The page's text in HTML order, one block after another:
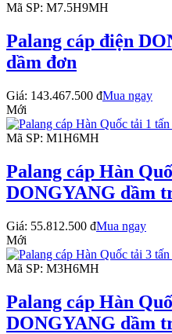
Mã SP: M7.5H9MH
Palang cáp điện
dầm đơn
Giá: 143.467.500 đMua ngay
Mới
Mã SP: M1H6MH
Palang cáp Hàn
DONGYANG dầm
Giá: 55.812.500 đMua ngay
Mới
Mã SP: M3H6MH
Palang cáp Hàn
DONGYANG dầm